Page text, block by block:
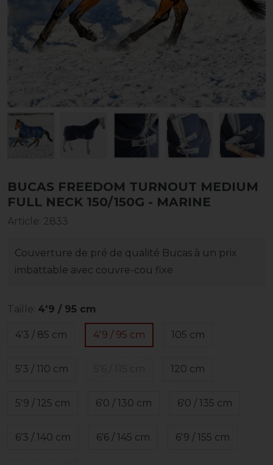
BUCAS FREEDOM TURNOUT MEDIUM
FULL NECK 150/150G - MARINE
Article: 2833
Couverture de pré de qualité Bucas à un prix
imbattable avec couvre-cou fixe
Taille: 4'9 / 95 cm
4'3 / 85 cm 4'9 / 95 cm 105 cm
5'3 / 110 cm 120 cm
5'9 / 125 cm 6'0 / 130 cm 6'0 / 135 cm
6'3 / 140 cm 6'6 / 145 cm 6'9 / 155 cm